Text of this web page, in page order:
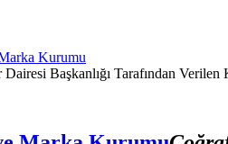
Kurumu
Başkanlığı Tarafından